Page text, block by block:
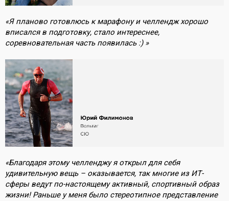
«Я планово готовлюсь к марафону и челлендж хорошо
вписался в подготовку, стало интереснее,
соревновательная часть появилась :) »
«Благодаря этому челленджу я открыл для себя
удивительную вещь – оказывается, так многие из ИТ-
сферы ведут по-настоящему активный, спортивный образ
жизни! Раньше у меня было стереотипное представление